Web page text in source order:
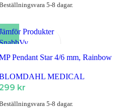
5-8 dagar.
Produkter
till i Favoriter
Pendant Star 4/6 mm, Rainbow
MEDICAL
kr
5-8 dagar.